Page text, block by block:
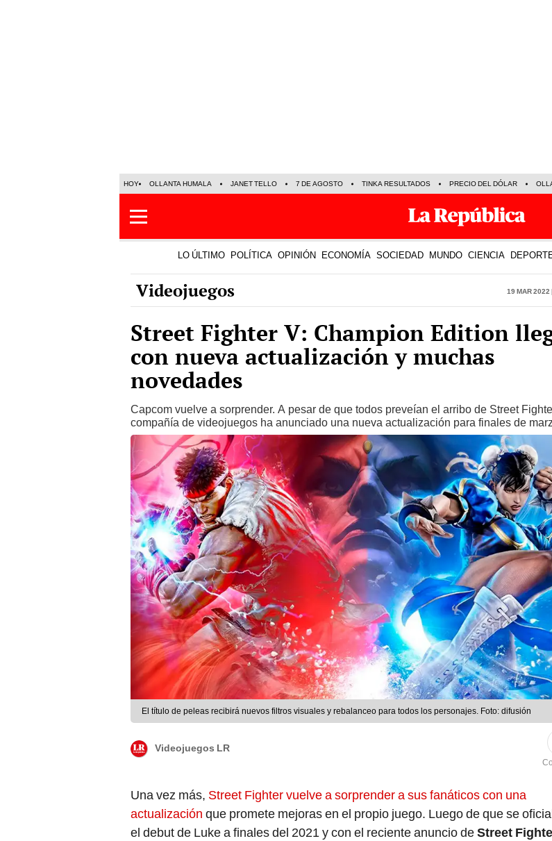
HOY OLLANTA HUMALA JANET TELLO 7 DE AGOSTO TINKA RESULTADOS PRECIO DEL DÓLAR
LO ÚLTIMO POLÍTICA OPINIÓN ECONOMÍA SOCIEDAD MUNDO CIENCIA
Videojuegos 19 Mar 2022
Street Fighter V: Champion Edition
con nueva actualización y muchas
novedades
Capcom vuelve a sorprender. A pesar de que todos preveían el arribo de Street
compañía de videojuegos ha anunciado una nueva actualización para finales de
El título de peleas recibirá nuevos filtros visuales y rebalanceo para todos los personajes. Foto: difusión
Videojuegos LR
Una vez más, Street Fighter vuelve a sorprender a sus fanáticos con una
actualización que promete mejoras en el propio juego. Luego de que se
el debut de Luke a finales del 2021 y con el reciente anuncio deStreet